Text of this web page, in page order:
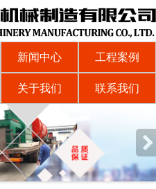
新闻中心 工程案例
关于我们 联系我们